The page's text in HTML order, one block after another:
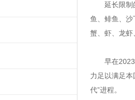
延长限制
鱼、鲱鱼、
蟹、虾、龙
早在
力足以满足
代”进程。